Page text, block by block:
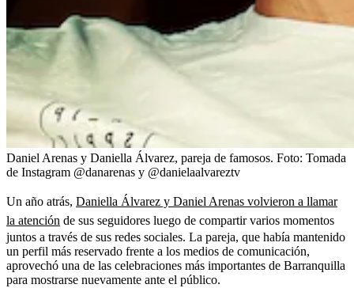
Daniel Arenas y Daniella Álvarez, pareja de famosos. Foto: Tomada
de Instagram @danarenas y @danielaalvareztv
Un año atrás, Daniella Álvarez y Daniel Arenas volvieron a llamar
la atención de sus seguidores luego de compartir varios momentos
juntos a través de sus redes sociales. La pareja, que había mantenido
un perfil más reservado frente a los medios de comunicación,
aprovechó una de las celebraciones más importantes de Barranquilla
para mostrarse nuevamente ante el público.